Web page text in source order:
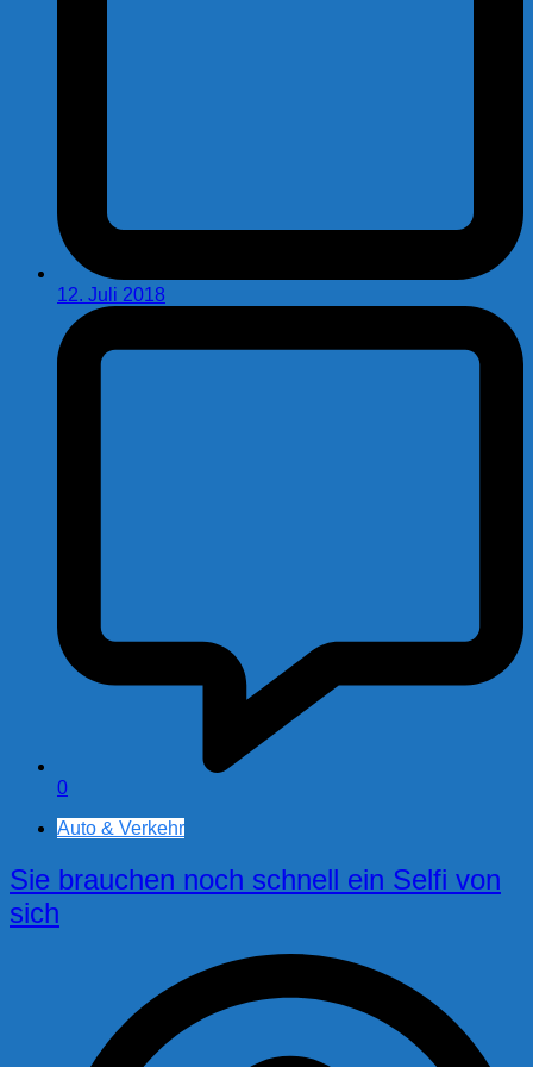
12. Juli 2018
0
Auto & Verkehr
Sie brauchen noch schnell ein Selfi von
sich